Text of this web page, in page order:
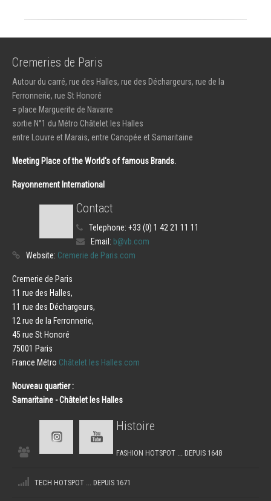
Cremeries de Paris
Autour du carré, rue des Halles, rue des Déchargeurs, rue de la
Ferronnerie, rue St Honoré
= place Marguerite de Navarre
sortie N°1 du Métro Châtelet les Halles
entre Louvre et Marais, entre Canopée et Samaritaine
Meeting Place of the World's of famous Brands.
Rayonnement International
Contact
Telephone: +33 (0) 1 42 21 11 11
Email: b@vb.com
Website: Cremerie de Paris.com
Cremerie de Paris
11 rue des Halles,
11 rue des Déchargeurs,
12 rue de la Ferronnerie,
45 rue St Honoré
75001 Paris
France Métro Châtelet les Halles.com
Nouveau quartier :
Samaritaine - Châtelet les Halles
Histoire
FASHION HOTSPOT ... DEPUIS 1648
TECH HOTSPOT ... DEPUIS 1671